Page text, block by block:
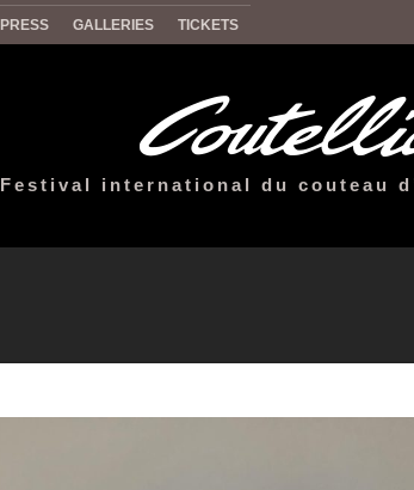
PRESS GALLERIES TICKETS
Festival international du couteau